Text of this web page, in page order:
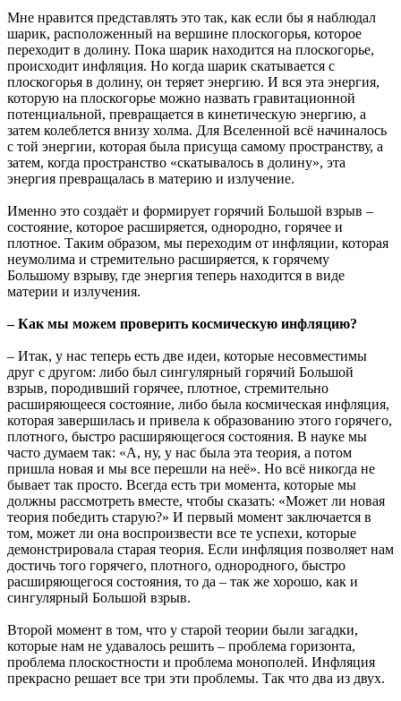
Мне нравится представлять это так, как если бы я наблюдал
шарик, расположенный на вершине плоскогорья, которое
переходит в долину. Пока шарик находится на плоскогорье,
происходит инфляция. Но когда шарик скатывается с
плоскогорья в долину, он теряет энергию. И вся эта энергия,
которую на плоскогорье можно назвать гравитационной
потенциальной, превращается в кинетическую энергию, а
затем колеблется внизу холма. Для Вселенной всё начиналось
с той энергии, которая была присуща самому пространству, а
затем, когда пространство «скатывалось в долину», эта
энергия превращалась в материю и излучение.
Именно это создаёт и формирует горячий Большой взрыв –
состояние, которое расширяется, однородно, горячее и
плотное. Таким образом, мы переходим от инфляции, которая
неумолима и стремительно расширяется, к горячему
Большому взрыву, где энергия теперь находится в виде
материи и излучения.
– Как мы можем проверить космическую инфляцию?
– Итак, у нас теперь есть две идеи, которые несовместимы
друг с другом: либо был сингулярный горячий Большой
взрыв, породивший горячее, плотное, стремительно
расширяющееся состояние, либо была космическая инфляция,
которая завершилась и привела к образованию этого горячего,
плотного, быстро расширяющегося состояния. В науке мы
часто думаем так: «А, ну, у нас была эта теория, а потом
пришла новая и мы все перешли на неё». Но всё никогда не
бывает так просто. Всегда есть три момента, которые мы
должны рассмотреть вместе, чтобы сказать: «Может ли новая
теория победить старую?» И первый момент заключается в
том, может ли она воспроизвести все те успехи, которые
демонстрировала старая теория. Если инфляция позволяет нам
достичь того горячего, плотного, однородного, быстро
расширяющегося состояния, то да – так же хорошо, как и
сингулярный Большой взрыв.
Второй момент в том, что у старой теории были загадки,
которые нам не удавалось решить – проблема горизонта,
проблема плоскостности и проблема монополей. Инфляция
прекрасно решает все три эти проблемы. Так что два из двух.